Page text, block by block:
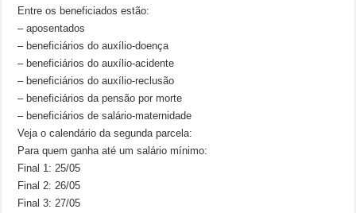
Entre os beneficiados estão:
– aposentados
– beneficiários do auxílio-doença
– beneficiários do auxílio-acidente
– beneficiários do auxílio-reclusão
– beneficiários da pensão por morte
– beneficiários de salário-maternidade
Veja o calendário da segunda parcela:
Para quem ganha até um salário mínimo:
Final 1: 25/05
Final 2: 26/05
Final 3: 27/05